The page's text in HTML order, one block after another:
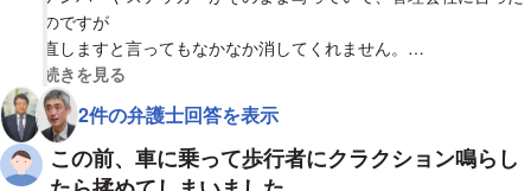
（https://www.ppc.go.jp/）に電話したところ、ナンバーは個人情
報にあたらないし、事業者に対して適用されるもので、個人には
適用されないため、SNSサイトに勝手に公開するのは違法じゃな
いと言われました。
個人情報を公開して（ナンバーは違うと言われましたが）、迷惑
や事件が起きた場合は、人権等になると言われたので、そのあと
全国共通人権相談ダイヤル
のですが
直しますと言ってもなかなか消してくれません。
子供と二人暮らしなのでとても不安です。
何か方法はないでしょうか？
視覚的に省略された相談全文の
続きを見る
2件の弁護士回答を表示
この前、車に乗って歩行者にクラクション鳴らし